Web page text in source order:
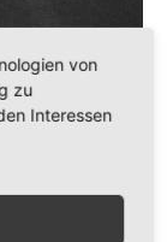
von
zu
Interessen